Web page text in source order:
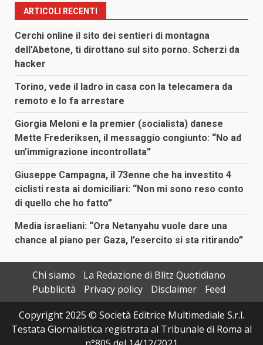
ARTICOLI RECENTI
Cerchi online il sito dei sentieri di montagna
dell’Abetone, ti dirottano sul sito porno. Scherzi da
hacker
Torino, vede il ladro in casa con la telecamera da
remoto e lo fa arrestare
Giorgia Meloni e la premier (socialista) danese
Mette Frederiksen, il messaggio congiunto: “No ad
un’immigrazione incontrollata”
Giuseppe Campagna, il 73enne che ha investito 4
ciclisti resta ai domiciliari: “Non mi sono reso conto
di quello che ho fatto”
Media israeliani: “Ora Netanyahu vuole dare una
chance al piano per Gaza, l’esercito si sta ritirando”
Chi siamo
La Redazione di Blitz Quotidiano
Pubblicità
Privacy policy Disclaimer
Feed
Copyright 2025 © Società Editrice Multimediale S.r.l.
Testata Giornalistica registrata al Tribunale di Roma al